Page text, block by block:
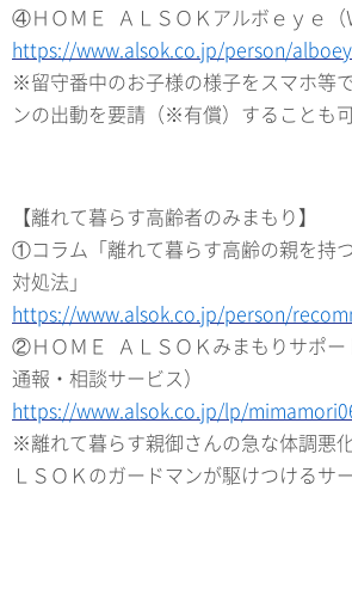
④ＨＯＭＥ ＡＬＳＯＫアルボｅｙｅ（
https://www.alsok.co.jp/person/
※留守番中のお子様の様子をスマホ等
ンの出動を要請（※有償）することも可
【離れて暮らす高齢者のみまもり】
①コラム「離れて暮らす高齢の親を持
対処法」
https://www.alsok.co.jp/person/
②ＨＯＭＥ ＡＬＳＯＫみまもりサポー
通報・相談サービス）
https://www.alsok.co.jp/lp/
※離れて暮らす親御さんの急な体調悪
ＬＳＯＫのガードマンが駆けつけるサ